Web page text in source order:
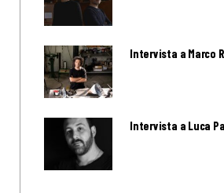
Intervista a Marco
Intervista a Luca